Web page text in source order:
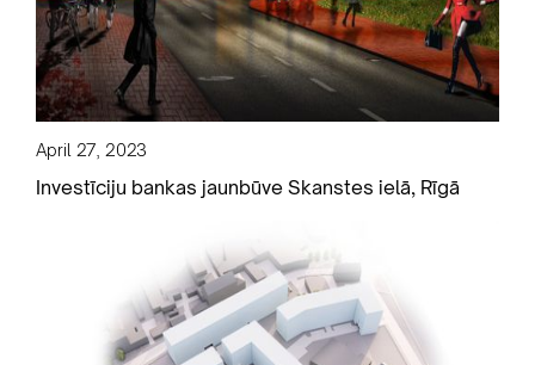
April 27, 2023
Investīciju bankas jaunbūve Skanstes ielā, Rīgā